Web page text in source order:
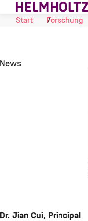
Skip to Content
Start
Forschung
News
Dr. Jian Cui, Principal